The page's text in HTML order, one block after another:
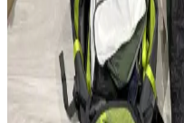
Çoklu Sırt Çantası
Konseptinde Kullanım
Çeşitli sırt çantalarının
seyahat konseptindeki rolleri
fonksiyonellik dengesi üzerine